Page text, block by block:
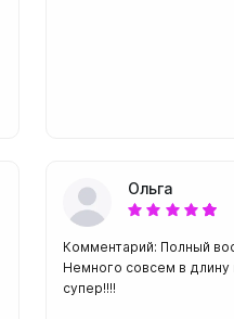
Ольга
Комментарий: Полный
Немного совсем в длину
супер!!!!